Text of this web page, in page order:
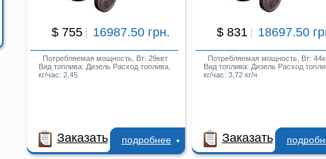
$ 755 16987.50 грн.
Потребляемая мощность, Вт: 29квт
Вид топлива: Дизель Расход топлива,
кг/час: 2,45
Заказать подробнее
$ 831 18697.50
Потребляемая мощность, Вт:
Вид топлива: Дизель Расход
кг/час: 3,72 кг/ч
Заказать